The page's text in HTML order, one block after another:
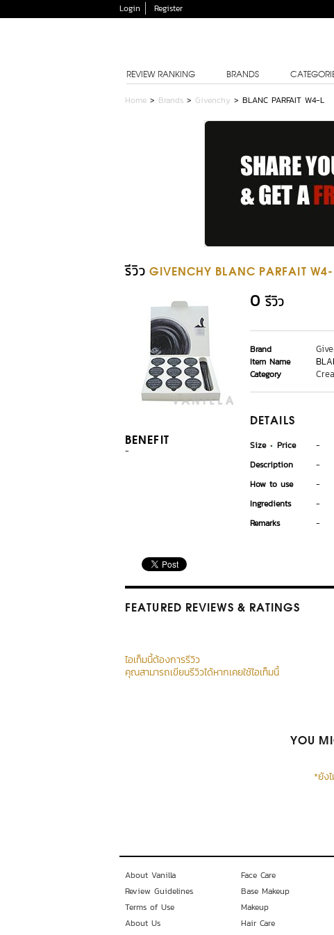
Login Register
REVIEW RANKING BRANDS
Home > Brands > Givenchy > BLANC PARFAIT W4-L
รีวิว GIVENCHY BLANC PARFAIT W4-
BENEFIT
-
0 รีวิว
Brand
Item Name
Category
DETAILS
Size Price
-
Description
-
How to use
-
Ingredients
-
Remarks
-
FEATURED REVIEWS & RATINGS
ไอเท็มนี้ต้องการรีวิว
คุณสามารถเขียนรีวิวได้หากเคยใช้ไอเท็มนี้
YOU
*ยัง
About Vanilla
Review Guidelines
Terms of Use
About Us
Face Care
Base Makeup
Makeup
Hair Care